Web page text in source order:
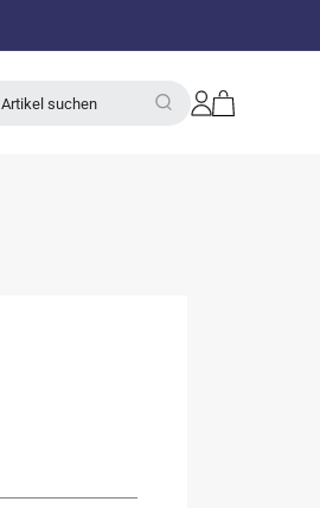
Artikel suchen Einloggen
Warenkorb